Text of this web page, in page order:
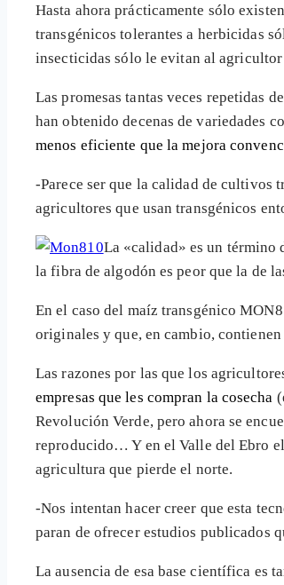
Hasta ahora prácticamente sólo existen
transgénicos tolerantes a herbicidas
insecticidas sólo le evitan al
Las promesas tantas veces repetidas
han obtenido decenas de variedades
menos eficiente que la mejora
-Parece ser que la calidad de cultivos
agricultores que usan transgénicos
La «calidad» es un término
la fibra de algodón es peor que la de
En el caso del maíz transgénico
originales y que, en cambio, contienen
Las razones por las que los
empresas que les compran la cosecha
Revolución Verde, pero ahora se
reproducido… Y en el Valle del Ebro
agricultura que pierde el norte.
-Nos intentan hacer creer que esta
paran de ofrecer estudios publicados
La ausencia de esa base científica es